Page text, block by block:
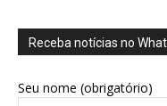
Receba notícias no
Seu nome (obrigatório)